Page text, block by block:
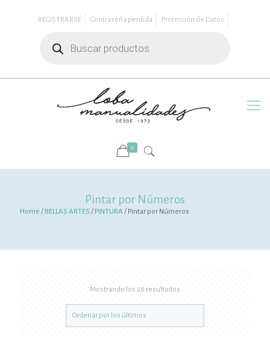
REGISTRARSE Contraseña perdida
Protección de Datos
productos
0
Pintar por Números
Home / BELLAS ARTES / PINTURA / Pintar por Números
Mostrando los 26 resultados